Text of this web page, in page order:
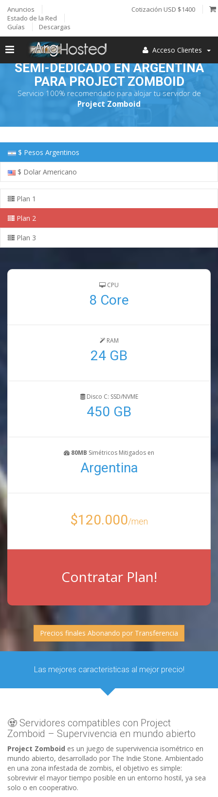
Anuncios
Estado de la Red
Guías
Descargas
Cotización USD $1400
Acceso Clientes
SEMI-DEDICADO EN ARGENTINA
PARA PROJECT ZOMBOID
Servicio 100% recomendado para alojar tu servidor de
Project Zomboid
$ Pesos Argentinos
$ Dolar Americano
Plan 1
Plan 2
Plan 3
CPU
8 Core
RAM
24 GB
Disco C: SSD/NVME
450 GB
80MB Simétricos Mitigados en
Argentina
$120.000/men
Contratar Plan!
Precios finales Abonando por Transferencia
Las mejores caracteristicas al mejor precio!
🧟 Servidores compatibles con Project
Zomboid – Supervivencia en mundo abierto
Project Zomboid es un juego de supervivencia isométrico en
mundo abierto, desarrollado por The Indie Stone. Ambientado
en una zona infestada de zombis, el objetivo es simple:
sobrevivir el mayor tiempo posible en un entorno hostil, ya sea
solo o en cooperativo.